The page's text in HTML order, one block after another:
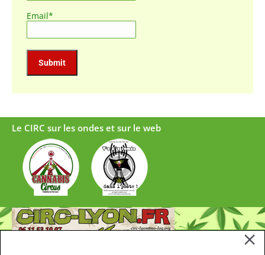
Email*
Le CIRC sur les ondes et sur le web